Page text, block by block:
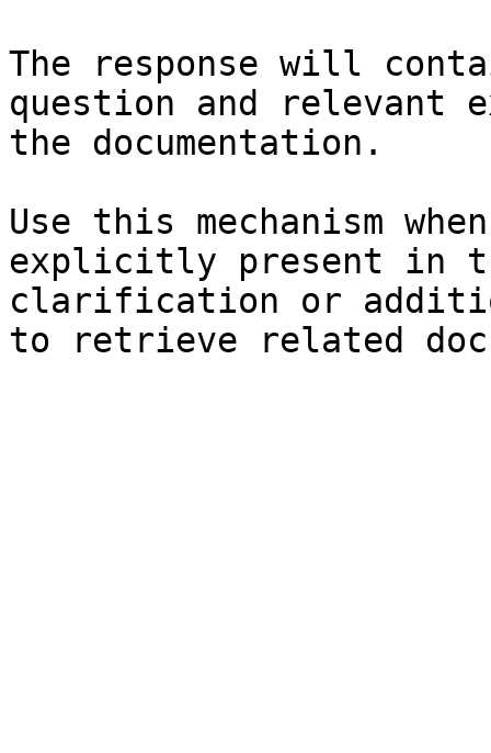
The response will
question and relevant
the documentation.
Use this mechanism
explicitly present in
clarification or